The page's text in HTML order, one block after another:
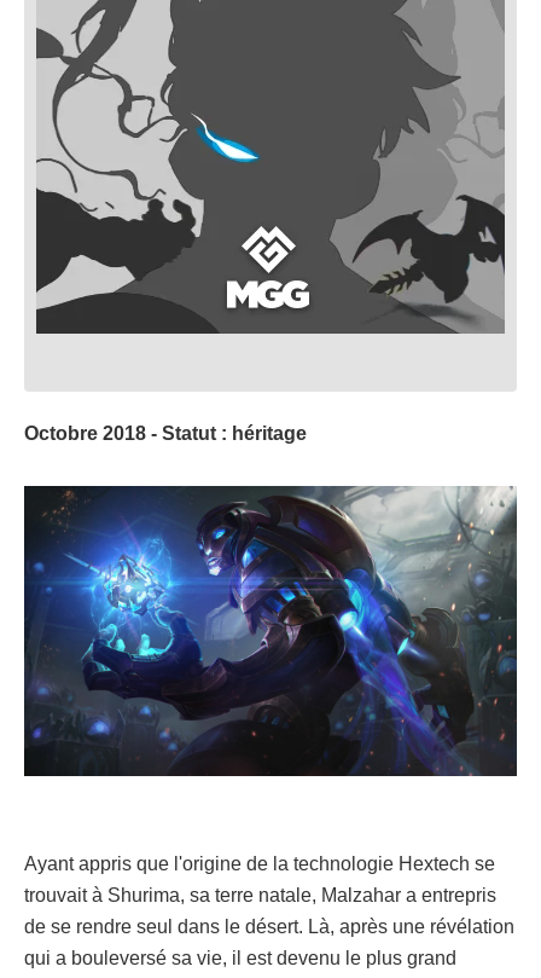
Octobre 2018 - Statut : héritage
Ayant appris que l'origine de la technologie Hextech se
trouvait à Shurima, sa terre natale, Malzahar a entrepris
de se rendre seul dans le désert. Là, après une révélation
qui a bouleversé sa vie, il est devenu le plus grand